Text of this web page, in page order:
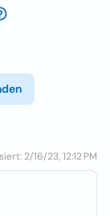
2/16/23, 12:12 PM